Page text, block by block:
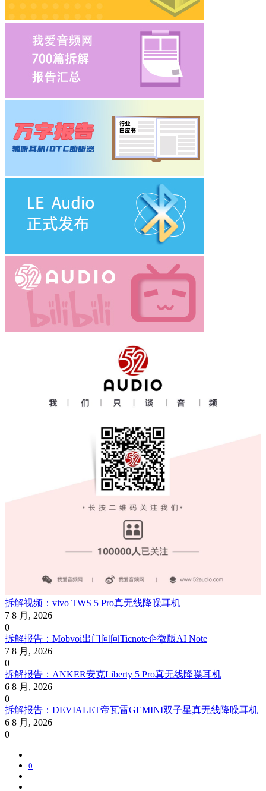
拆解视频：vivo TWS 5 Pro真无线降噪耳机
7 8 月, 2026
0
拆解报告：Mobvoi出门问问Ticnote企微版AI Note
7 8 月, 2026
0
拆解报告：ANKER安克Liberty 5 Pro真无线降噪耳机
6 8 月, 2026
0
拆解报告：DEVIALET帝瓦雷GEMINI双子星真无线降噪耳机
6 8 月, 2026
0
0